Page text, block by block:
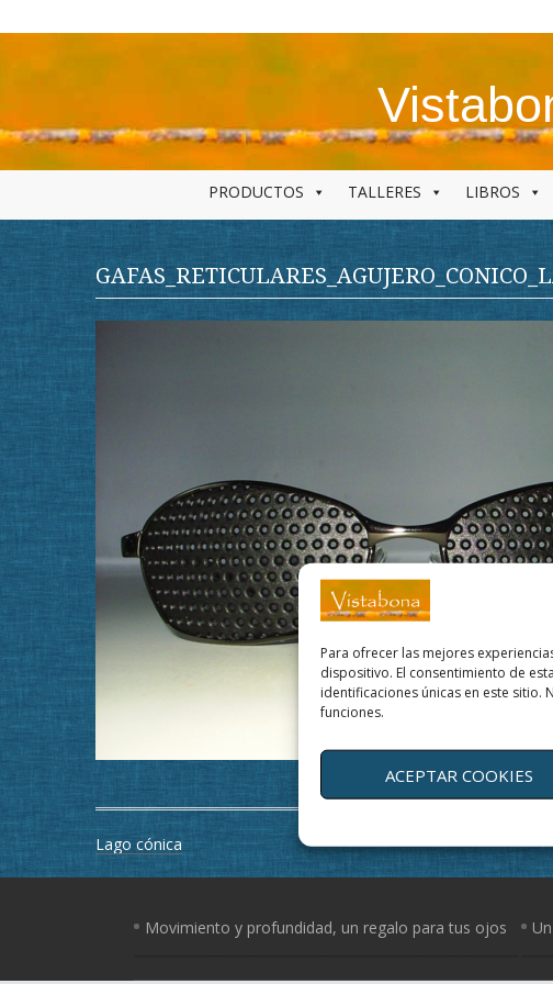
Para ofrecer las mejores
dispositivo. El consentimiento de
identificaciones únicas en este sitio.
funciones.
ACEPTAR COOKIES
PRODUCTOS TALLERES LIBROS
Navegación
de
Lago cónica
Movimiento y profundidad, un regalo para tus ojos